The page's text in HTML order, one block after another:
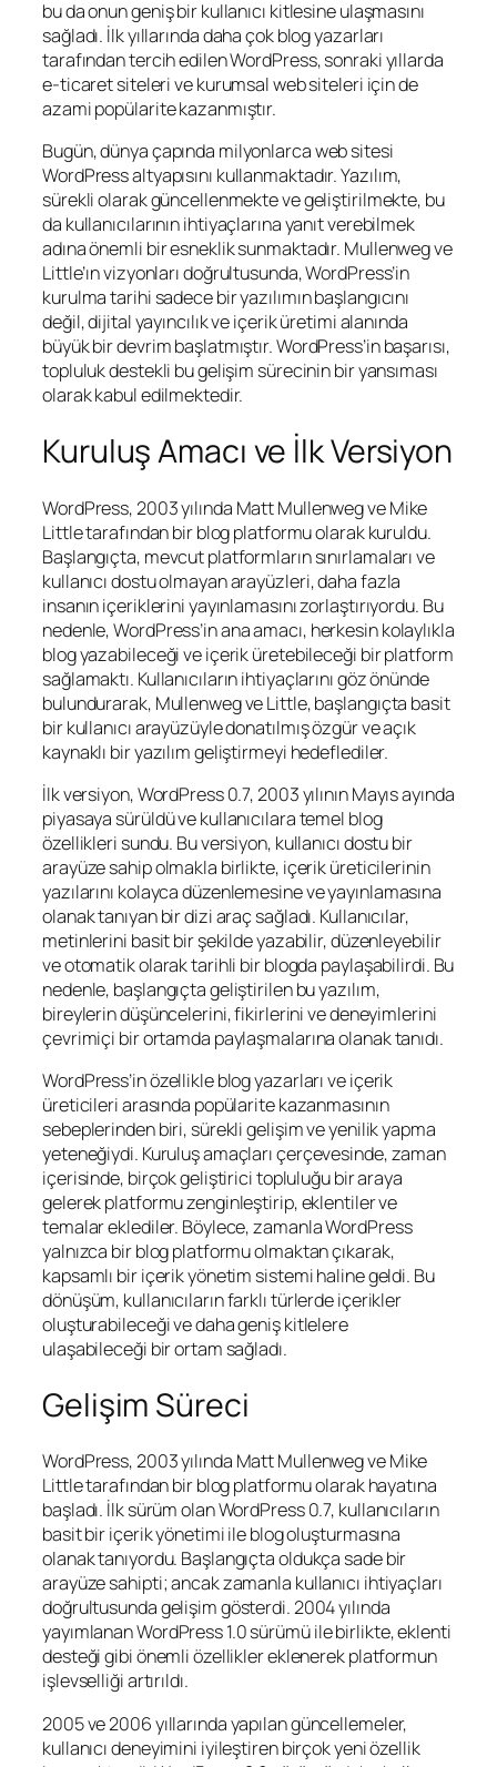
bu da onun geniş bir kullanıcı kitlesine ulaşmasını
sağladı. İlk yıllarında daha çok blog yazarları
tarafından tercih edilen WordPress, sonraki yıllarda
e-ticaret siteleri ve kurumsal web siteleri için de
azami popülarite kazanmıştır.
Bugün, dünya çapında milyonlarca web sitesi
WordPress altyapısını kullanmaktadır. Yazılım,
sürekli olarak güncellenmekte ve geliştirilmekte, bu
da kullanıcılarının ihtiyaçlarına yanıt verebilmek
adına önemli bir esneklik sunmaktadır. Mullenweg ve
Little’ın vizyonları doğrultusunda, WordPress’in
kurulma tarihi sadece bir yazılımın başlangıcını
değil, dijital yayıncılık ve içerik üretimi alanında
büyük bir devrim başlatmıştır. WordPress’in başarısı,
topluluk destekli bu gelişim sürecinin bir yansıması
olarak kabul edilmektedir.
Kuruluş Amacı ve İlk Versiyon
WordPress, 2003 yılında Matt Mullenweg ve Mike
Little tarafından bir blog platformu olarak kuruldu.
Başlangıçta, mevcut platformların sınırlamaları ve
kullanıcı dostu olmayan arayüzleri, daha fazla
insanın içeriklerini yayınlamasını zorlaştırıyordu. Bu
nedenle, WordPress’in ana amacı, herkesin kolaylıkla
blog yazabileceği ve içerik üretebileceği bir platform
sağlamaktı. Kullanıcıların ihtiyaçlarını göz önünde
bulundurarak, Mullenweg ve Little, başlangıçta basit
bir kullanıcı arayüzüyle donatılmış özgür ve açık
kaynaklı bir yazılım geliştirmeyi hedeflediler.
İlk versiyon, WordPress 0.7, 2003 yılının Mayıs ayında
piyasaya sürüldü ve kullanıcılara temel blog
özellikleri sundu. Bu versiyon, kullanıcı dostu bir
arayüze sahip olmakla birlikte, içerik üreticilerinin
yazılarını kolayca düzenlemesine ve yayınlamasına
olanak tanıyan bir dizi araç sağladı. Kullanıcılar,
metinlerini basit bir şekilde yazabilir, düzenleyebilir
ve otomatik olarak tarihli bir blogda paylaşabilirdi. Bu
nedenle, başlangıçta geliştirilen bu yazılım,
bireylerin düşüncelerini, fikirlerini ve deneyimlerini
çevrimiçi bir ortamda paylaşmalarına olanak tanıdı.
WordPress’in özellikle blog yazarları ve içerik
üreticileri arasında popülarite kazanmasının
sebeplerinden biri, sürekli gelişim ve yenilik yapma
yeteneğiydi. Kuruluş amaçları çerçevesinde, zaman
içerisinde, birçok geliştirici topluluğu bir araya
gelerek platformu zenginleştirip, eklentiler ve
temalar eklediler. Böylece, zamanla WordPress
yalnızca bir blog platformu olmaktan çıkarak,
kapsamlı bir içerik yönetim sistemi haline geldi. Bu
dönüşüm, kullanıcıların farklı türlerde içerikler
oluşturabileceği ve daha geniş kitlelere
ulaşabileceği bir ortam sağladı.
Gelişim Süreci
WordPress, 2003 yılında Matt Mullenweg ve Mike
Little tarafından bir blog platformu olarak hayatına
başladı. İlk sürüm olan WordPress 0.7, kullanıcıların
basit bir içerik yönetimi ile blog oluşturmasına
olanak tanıyordu. Başlangıçta oldukça sade bir
arayüze sahipti; ancak zamanla kullanıcı ihtiyaçları
doğrultusunda gelişim gösterdi. 2004 yılında
yayımlanan WordPress 1.0 sürümü ile birlikte, eklenti
desteği gibi önemli özellikler eklenerek platformun
işlevselliği artırıldı.
2005 ve 2006 yıllarında yapılan güncellemeler,
kullanıcı deneyimini iyileştiren birçok yeni özellik